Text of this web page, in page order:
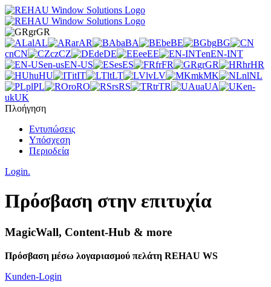
grGR
alAL arAR baBA beBE bgBG
cnCN czCZ deDE eeEE enEN-INT
en-usEN-US esES frFR grGR hrHR
huHU itIT ltLT lvLV mkMK nlNL
plPL roRO rsRS trTR uaUA
en-
ukUK
Πλοήγηση
Εντυπώσεις
Υπόσχεση
Περιοδεία
Login.
Πρόσβαση στην επιτυχία
MagicWall, Content-Hub & more
Πρόσβαση μέσω λογαριασμού πελάτη REHAU WS
Kunden-Login